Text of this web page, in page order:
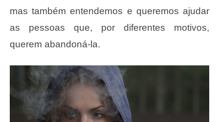
mas também entendemos e queremos ajudar
as pessoas que, por diferentes motivos,
querem abandoná-la.